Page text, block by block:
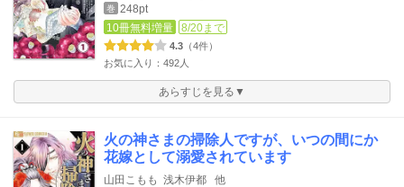
巻 248pt
10冊無料増量
8/20まで
4.3 （4件）
お気に入り：492人
あらすじを見る▼
火の神さまの掃除人ですが、いつの間にか
花嫁として溺愛されています
山田こもも 浅木伊都 他